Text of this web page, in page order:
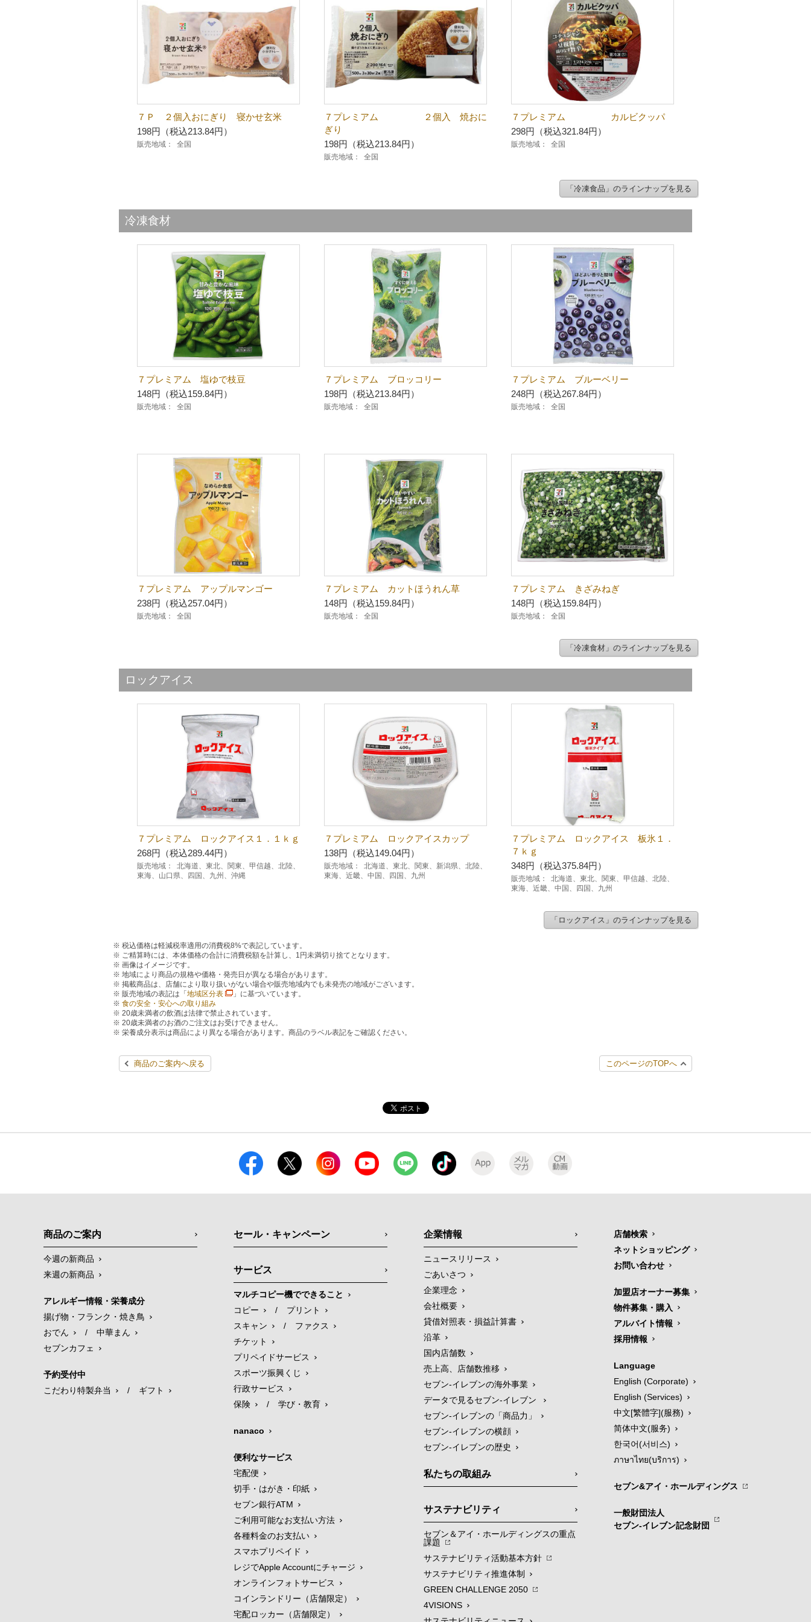
７Ｐ ２個入おにぎり 寝かせ玄米
198円（税込213.84円）
販売地域： 全国
７プレミアム ２個入 焼おに
ぎり
198円（税込213.84円）
販売地域： 全国
７プレミアム カルビクッパ
298円（税込321.84円）
販売地域： 全国
「冷凍食品」のラインナップを見る
冷凍食材
７プレミアム 塩ゆで枝豆
148円（税込159.84円）
販売地域： 全国
７プレミアム ブロッコリー
198円（税込213.84円）
販売地域： 全国
７プレミアム ブルーベリー
248円（税込267.84円）
販売地域： 全国
７プレミアム アップルマンゴー
238円（税込257.04円）
販売地域： 全国
７プレミアム カットほうれん草
148円（税込159.84円）
販売地域： 全国
７プレミアム きざみねぎ
148円（税込159.84円）
販売地域： 全国
「冷凍食材」のラインナップを見る
ロックアイス
７プレミアム ロックアイス１．１ｋｇ
268円（税込289.44円）
販売地域：
北海道、東北、関東、甲信越、北陸、
東海、山口県、四国、九州、沖縄
７プレミアム ロックアイスカップ
138円（税込149.04円）
販売地域：
北海道、東北、関東、新潟県、北陸、
東海、近畿、中国、四国、九州
７プレミアム ロックアイス 板氷１．
７ｋｇ
348円（税込375.84円）
販売地域：
北海道、東北、関東、甲信越、北陸、
東海、近畿、中国、四国、九州
「ロックアイス」のラインナップを見る
税込価格は軽減税率適用の消費税8%で表記しています。
ご精算時には、本体価格の合計に消費税額を計算し、1円未満切り捨てとなります。
画像はイメージです。
地域により商品の規格や価格・発売日が異なる場合があります。
掲載商品は、店舗により取り扱いがない場合や販売地域内でも未発売の地域がございます。
販売地域の表記は「 地域区分表
」に基づいています。
食の安全・安心への取り組み
20歳未満者の飲酒は法律で禁止されています。
20歳未満者のお酒のご注文はお受けできません。
栄養成分表示は商品により異なる場合があります。商品のラベル表記をご確認ください。
商品のご案内へ戻る このページのTOPへ
商品のご案内
今週の新商品
来週の新商品
アレルギー情報・栄養成分
揚げ物・フランク・焼き鳥
おでん
/
中華まん
セブンカフェ
予約受付中
こだわり特製弁当
/ ギフト
セール・キャンペーン
サービス
マルチコピー機でできること
コピー
/
プリント
スキャン
/
ファクス
チケット
プリペイドサービス
スポーツ振興くじ
行政サービス
保険
/ 学び・教育
nanaco
便利なサービス
宅配便
切手・はがき・印紙
セブン銀行ATM
ご利用可能なお支払い方法
各種料金のお支払い
スマホプリペイド
レジでApple Accountにチャージ
オンラインフォトサービス
コインランドリー（店舗限定）
宅配ロッカー（店舗限定）
企業情報
ニュースリリース
ごあいさつ
企業理念
会社概要
貸借対照表・損益計算書
沿革
国内店舗数
売上高、店舗数推移
セブン‐イレブンの海外事業
データで見るセブン‐イレブン
セブン‐イレブンの「商品力」
セブン-イレブンの横顔
セブン-イレブンの歴史
私たちの取組み
サステナビリティ
セブン＆アイ・ホールディングスの重点
課題
サステナビリティ活動基本方針
サステナビリティ推進体制
GREEN CHALLENGE 2050
4VISIONS
店舗検索
ネットショッピング
お問い合わせ
加盟店オーナー募集
物件募集・購入
アルバイト情報
採用情報
Language
English (Corporate)
English (Services)
中文[繁體字](服務)
简体中文(服务)
한국어(서비스)
ภาษาไทย(บริการ)
セブン&アイ・ホールディングス
一般財団法人
セブン-イレブン記念財団